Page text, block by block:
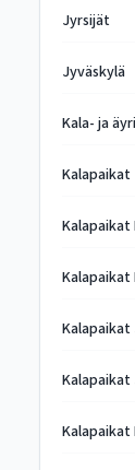
Jyrsijät
Jyväskylä
Kala- ja
Kalapaikat
Kalapaikat
Kalapaikat
Kalapaikat
Kalapaikat